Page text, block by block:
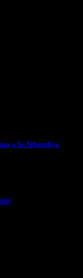
a la Alhambra